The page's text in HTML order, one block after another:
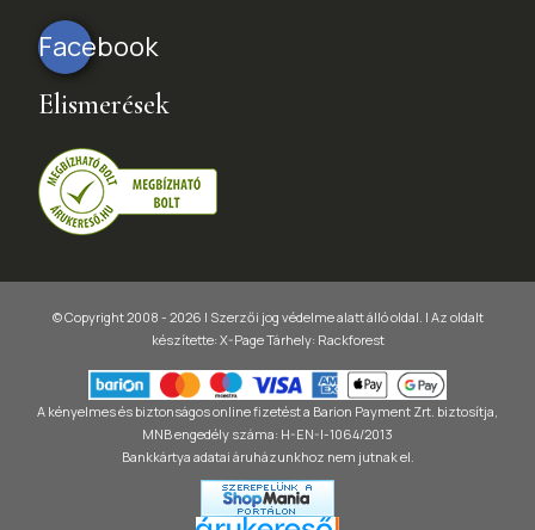
Facebook
Elismerések
© Copyright 2008 - 2026 | Szerzői jog védelme alatt álló oldal. | Az oldalt
készítette: X-PageTárhely: Rackforest
A kényelmes és biztonságos online fizetést a Barion Payment Zrt. biztosítja,
MNB engedély száma: H-EN-I-1064/2013
Bankkártya adatai áruházunkhoz nem jutnak el.